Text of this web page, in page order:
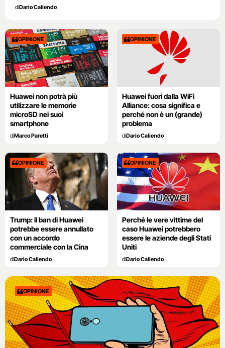
diDario Caliendo
OPINIONE
Huawei non potrà più
utilizzare le memorie
microSD nei suoi
smartphone
diMarco Paretti
OPINIONE
Huawei fuori dalla WiFi
Alliance: cosa significa e
perché non è un (grande)
problema
diDario Caliendo
OPINIONE
Trump: il ban di Huawei
potrebbe essere annullato
con un accordo
commerciale con la Cina
diDario Caliendo
OPINIONE
Perché le vere vittime del
caso Huawei potrebbero
essere le aziende degli Stati
Uniti
diDario Caliendo
OPINIONE